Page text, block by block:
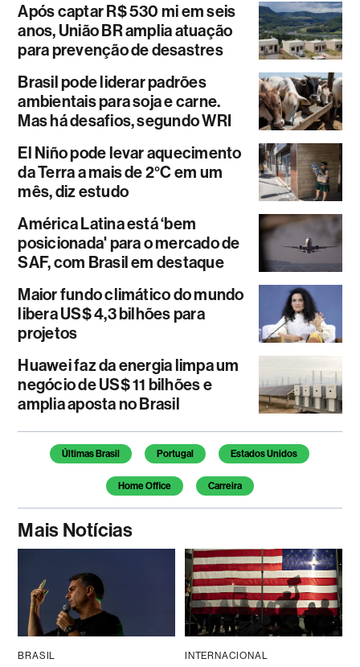
Após captar R$ 530 mi em seis
anos, União BR amplia atuação
para prevenção de desastres
Brasil pode liderar padrões
ambientais para soja e carne.
Mas há desafios, segundo WRI
El Niño pode levar aquecimento
da Terra a mais de 2°C em um
mês, diz estudo
América Latina está ‘bem
posicionada' para o mercado de
SAF, com Brasil em destaque
Maior fundo climático do mundo
libera US$ 4,3 bilhões para
projetos
Huawei faz da energia limpa um
negócio de US$ 11 bilhões e
amplia aposta no Brasil
Temas deste artigo
Últimas Brasil Portugal Estados Unidos
Home Office Carreira
Mais Notícias
BRASIL INTERNACIONAL